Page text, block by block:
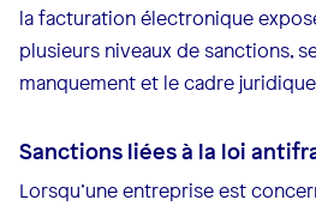
la facturation électronique
plusieurs niveaux de sanctions,
manquement et le cadre
Sanctions liées à la loi
Lorsqu’une entreprise est